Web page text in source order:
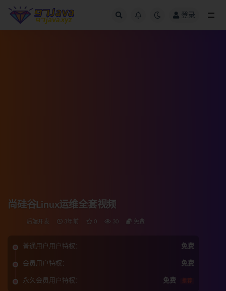
登录
尚硅谷Linux运维全套视频
后端开发 3年前 0 30 免费
普通用户用户特权： 免费
会员用户特权： 免费
永久会员用户特权： 免费 推荐